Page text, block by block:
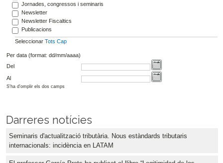
Jornades, congressos i seminaris
Newsletter
Newsletter Fiscaltics
Publicacions
Seleccionar Tots Cap
Per data (format: dd/mm/aaaa)
Del
Al
S'ha d'omplir els dos camps
Darreres notícies
Seminaris d'actualització tributària. Nous estàndards tributaris
internacionals: incidència en LATAM